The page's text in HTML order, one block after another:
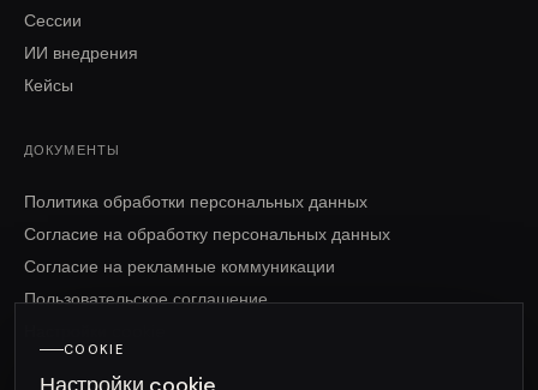
Сессии
ИИ внедрения
Кейсы
ДОКУМЕНТЫ
Политика обработки персональных данных
Согласие на обработку персональных данных
Согласие на рекламные коммуникации
Пользовательское соглашение
COOKIE